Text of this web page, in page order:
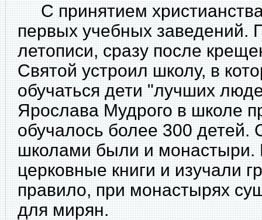
С принятием христианства
первых учебных заведений.
летописи, сразу после
Святой устроил школу, в
обучаться дети "лучших
Ярослава Мудрого в школе
обучалось более 300
школами были и монастыри.
церковные книги и изучали
правило, при монастырях
для мирян.